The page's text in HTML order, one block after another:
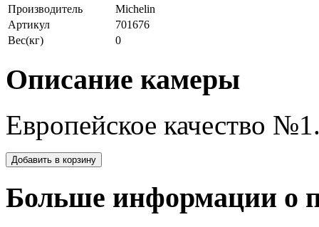
Производитель
Michelin
Артикул
701676
Вес(кг)
0
Описание камеры
Европейское качество
Больше информации о